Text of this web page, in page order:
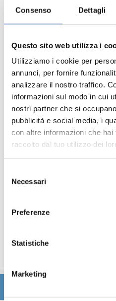
Consenso Dettagli
Questo sito web utilizza i
Utilizziamo i cookie per
annunci, per fornire
analizzare il nostro traffico.
informazioni sul modo in cui
nostri partner che si
pubblicità e social media, i
con altre informazioni che hai
raccolto dal tuo utilizzo dei
delNecessari
Preferenze
Statistiche
Marketing
via satellite e cassaforte.
Bevande a dispenser,
particolare.
La partecipazione a tutte
(giochi, concorsi, tornei,
Gli spettacoli musicali o di
balli e le feste in
crociera.
L'utilizzo di tutte le
biblioteca, discoteca.
La quota non comprende
trattamenti estetici,